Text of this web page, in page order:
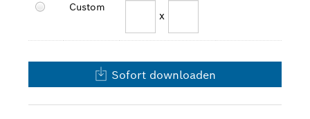
Custom
x
Sofort downloaden